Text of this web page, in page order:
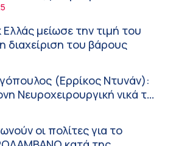
για την ομαλή
εφοδιαστικής αλυσίδας των
του καλοκαιριού
Insurance & Healthcare
Επιχειρηματικής
HHG
στα πέντε καινοτόμα
τελικά στην Ελλάδα
δημοσίου συστήματος
μείωσε την τιμή του
διαχείριση του βάρους
(Ερρίκος Ντυνάν):
Νευροχειρουργική νικά το
οι πολίτες για το